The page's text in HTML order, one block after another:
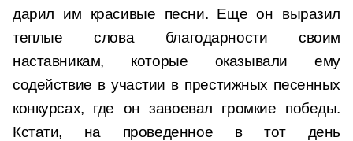
дарил им красивые песни. Еще он выразил
теплые слова благодарности своим
наставникам, которые оказывали ему
содействие в участии в престижных песенных
конкурсах, где он завоевал громкие победы.
Кстати, на проведенное в тот день